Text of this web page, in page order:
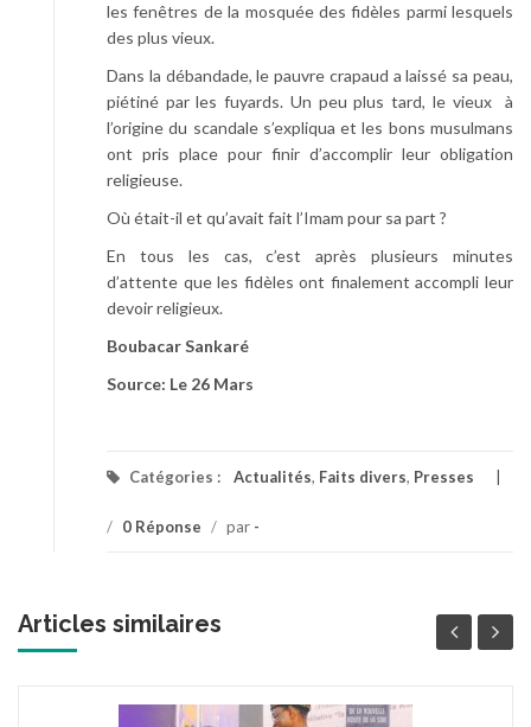
les fenêtres de la mosquée des fidèles parmi lesquels
des plus vieux.
Dans la débandade, le pauvre crapaud a laissé sa peau,
piétiné par les fuyards. Un peu plus tard, le vieux à
l’origine du scandale s’expliqua et les bons musulmans
ont pris place pour finir d’accomplir leur obligation
religieuse.
Où était-il et qu’avait fait l’Imam pour sa part ?
En tous les cas, c’est après plusieurs minutes
d’attente que les fidèles ont finalement accompli leur
devoir religieux.
Boubacar Sankaré
Source: Le 26 Mars
Catégories : Actualités, Faits divers, Presses
/ 0 Réponse / par -
Articles similaires